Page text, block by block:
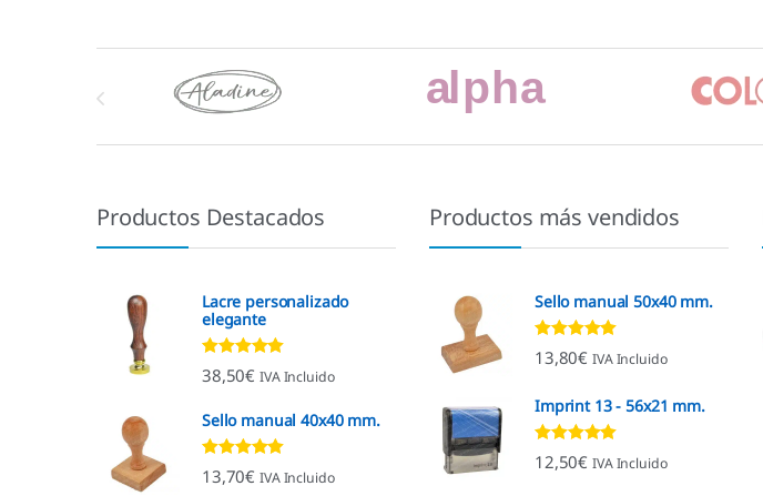
Marcas De Carrusel
Productos Destacados
Lacre personalizado
elegante
Valorado con
4.92de 5
38,50€ IVA Incluido
Sello manual 40x40 mm.
Valorado con
4.96de 5
13,70€ IVA Incluido
Productos más vendidos
Sello manual 50x40 mm.
Valorado con
4.80de 5
13,80€ IVA Incluido
Imprint 13 - 56x21 mm.
Valorado con
4.96de 5
12,50€ IVA Incluido